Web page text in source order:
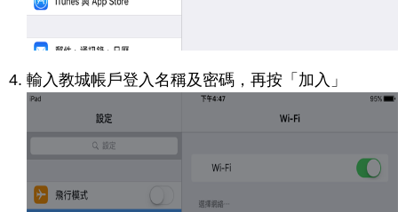
輸入教城帳戶登入名稱及密碼，再按「加入」